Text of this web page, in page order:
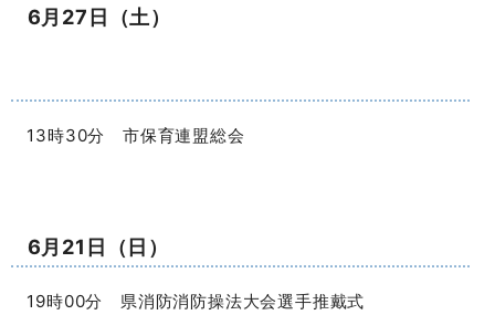
6月27日（土）
13時30分 市保育連盟総会
6月21日（日）
19時00分 県消防消防操法大会選手推戴式